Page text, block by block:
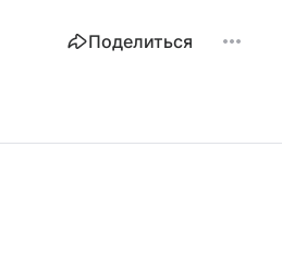
Поделиться